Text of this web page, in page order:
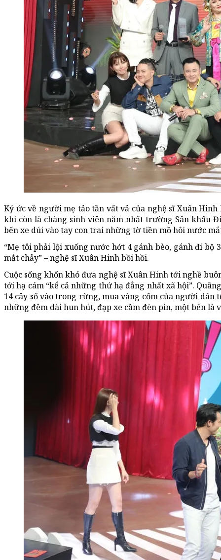
Ký ức về người mẹ tảo tần vất vả của nghệ sĩ Xuân
khi còn là chàng sinh viên năm nhất trường Sân khấu
bến xe dúi vào tay con trai những tờ tiền mồ hôi nước
“Mẹ tôi phải lội xuống nước hớt 4 gánh bèo, gánh đi bộ
mắt chảy” – nghệ sĩ Xuân Hinh bồi hồi.
Cuộc sống khốn khó đưa nghệ sĩ Xuân Hinh tới nghề
tới hạ cám “kể cả những thứ hạ đẳng nhất xã hội”.
14 cây số vào trong rừng, mua vàng cốm của người
những đêm dài hun hút, đạp xe cầm đèn pin, một bên là